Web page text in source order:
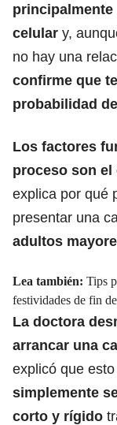
principalmente
celular y,
no hay una
confirme que
probabilidad
Los factores
proceso son el
explica por qué
presentar una
adultos
Lea también: Tips
festividades de fin
La doctora
arrancar una
explicó que
simplemente
corto y rígido